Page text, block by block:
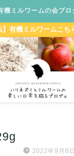
機ミルワームの会ブロ
】有機ミルワームこち
2022年9月8日